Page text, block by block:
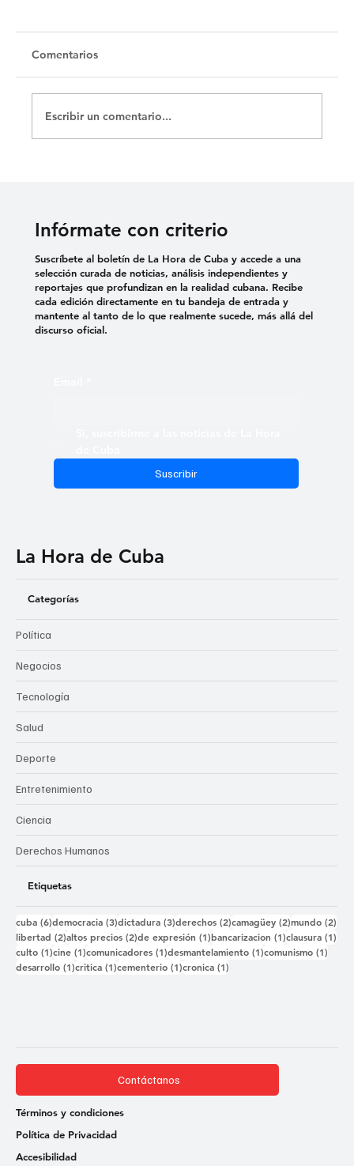
Untitled
Comentarios
Escribir un comentario...
Infórmate con criterio
Suscribir
Suscríbete al boletín de La Hora de Cuba y accede a una
selección curada de noticias, análisis independientes y
reportajes que profundizan en la realidad cubana. Recibe
cada edición directamente en tu bandeja de entrada y
mantente al tanto de lo que realmente sucede, más allá del
discurso oficial.
La Hora de Cuba
Categorías
Política
Negocios
Tecnología
Salud
Deporte
Entretenimiento
Ciencia
Derechos Humanos
Etiquetas
cuba (6)6 entradas
democracia (3)3 entradas
dictadura (3)3 entradas
derechos (2)2 entradas
camagüey (2)2 entradas
mundo (2)
libertad (2)2 entradas
altos precios (2)2 entradas
de expresión (1)1 entrada
bancarizacion (1)1 entrada
clausura (1)
culto (1)1 entrada
cine (1)1 entrada
comunicadores (1)1 entrada
desmantelamiento (1)1 entrada
comunismo (1)
desarrollo (1)1 entrada
critica (1)1 entrada
cementerio (1)1 entrada
cronica (1)
Contáctanos
Términos y condiciones
Política de Privacidad
Accesibilidad